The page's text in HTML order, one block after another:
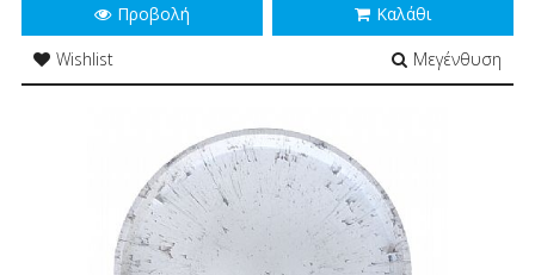
Προβολή
Καλάθι
Wishlist
Μεγένθυση